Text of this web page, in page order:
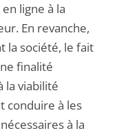
ligne à la
En revanche,
la société, le fait
finalité
la viabilité
conduire à les
à la